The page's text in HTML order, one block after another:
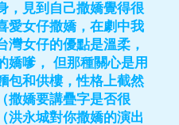
，見到自己撒嬌覺得很
愛女仔撒嬌，在劇中我
灣女仔的優點是溫柔，
嬌嗲， 但那種關心是用
包和供樓，性格上截然
撒嬌要講疊字是否很
洪永城對你撒嬌的演出